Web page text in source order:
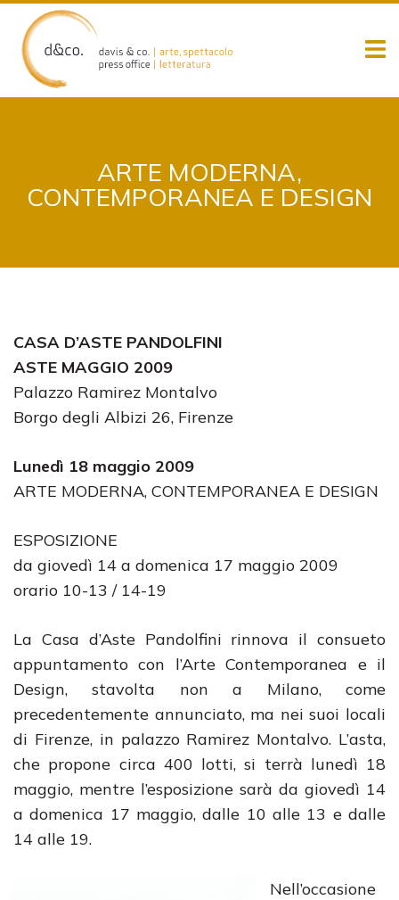
content
ARTE MODERNA,
CONTEMPORANEA E DESIGN
CASA D’ASTE PANDOLFINI
ASTE MAGGIO 2009
Palazzo Ramirez Montalvo
Borgo degli Albizi 26, Firenze
Lunedì 18 maggio 2009
ARTE MODERNA, CONTEMPORANEA E DESIGN
ESPOSIZIONE
da giovedì 14 a domenica 17 maggio 2009
orario 10-13 / 14-19
La Casa d’Aste Pandolfini rinnova il consueto
appuntamento con l’Arte Contemporanea e il
Design, stavolta non a Milano, come
precedentemente annunciato, ma nei suoi locali
di Firenze, in palazzo Ramirez Montalvo. L’asta,
che propone circa 400 lotti, si terrà lunedì 18
maggio, mentre l’esposizione sarà da giovedì 14
a domenica 17 maggio, dalle 10 alle 13 e dalle
14 alle 19.
Nell’occasione